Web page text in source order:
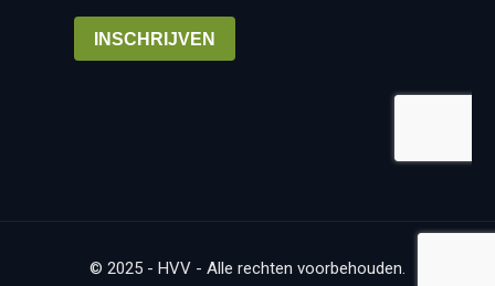
© 2025 - HVV - Alle rechten voorbehouden.